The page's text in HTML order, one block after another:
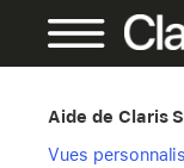
Aide de Claris
Vues